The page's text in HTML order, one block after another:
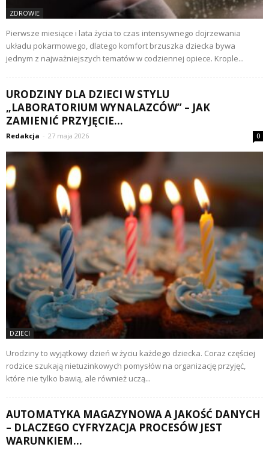
ZDROWIE
Pierwsze miesiące i lata życia to czas intensywnego dojrzewania
układu pokarmowego, dlatego komfort brzuszka dziecka bywa
jednym z najważniejszych tematów w codziennej opiece. Krople...
URODZINY DLA DZIECI W STYLU
„LABORATORIUM WYNALAZCÓW” – JAK
ZAMIENIĆ PRZYJĘCIE...
Redakcja - 27 maja 2026 0
DZIECI
Urodziny to wyjątkowy dzień w życiu każdego dziecka. Coraz częściej
rodzice szukają nietuzinkowych pomysłów na organizację przyjęć,
które nie tylko bawią, ale również uczą...
AUTOMATYKA MAGAZYNOWA A JAKOŚĆ DANYCH
– DLACZEGO CYFRYZACJA PROCESÓW JEST
WARUNKIEM...